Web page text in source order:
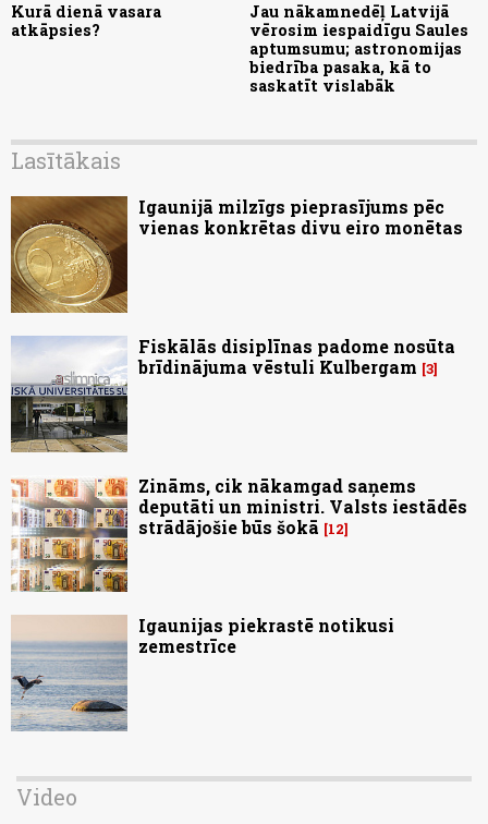
Kurā dienā vasara
atkāpsies?
Jau nākamnedēļ Latvijā
vērosim iespaidīgu Saules
aptumsumu; astronomijas
biedrība pasaka, kā to
saskatīt vislabāk
Lasītākais
Igaunijā milzīgs pieprasījums pēc
vienas konkrētas divu eiro monētas
Fiskālās disiplīnas padome nosūta
brīdinājuma vēstuli Kulbergam 3
Zināms, cik nākamgad saņems
deputāti un ministri. Valsts iestādēs
strādājošie būs šokā
12
Igaunijas piekrastē notikusi
zemestrīce
Video